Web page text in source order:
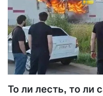
То ли лесть, то ли